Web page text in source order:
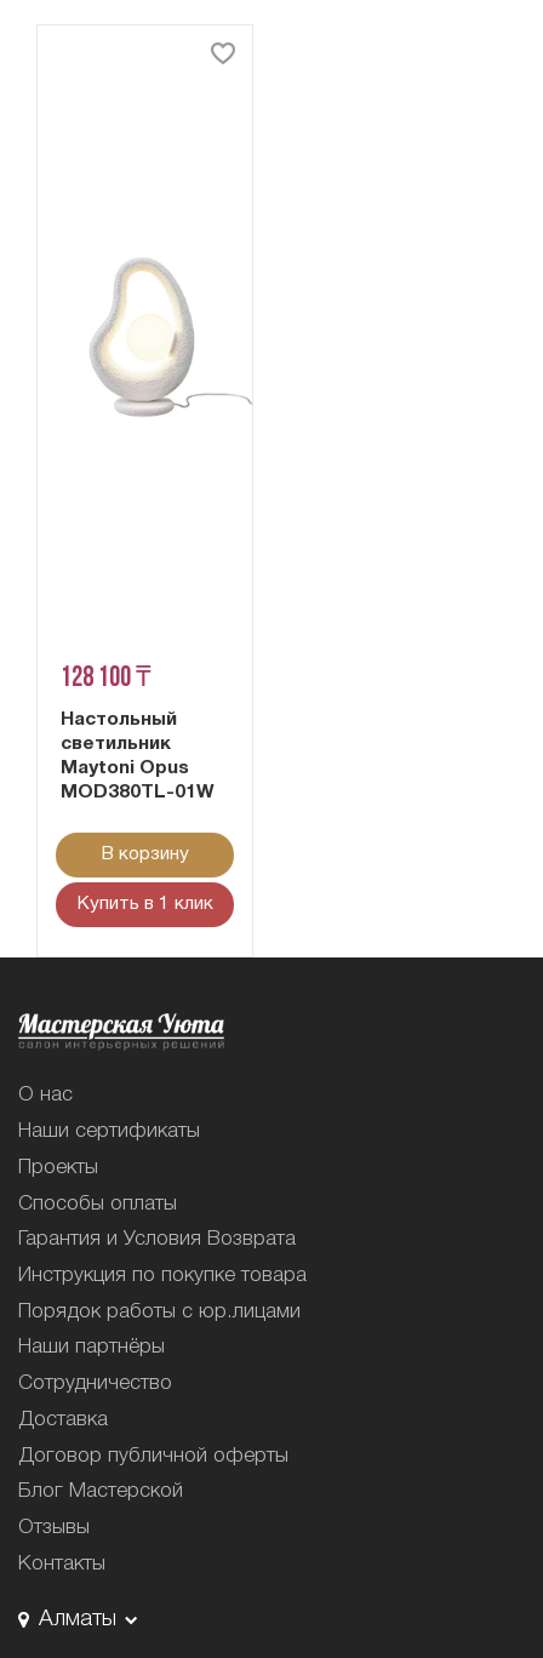
128 100 ₸
Настольный
светильник
Maytoni Opus
MOD380TL-01W
В корзину
Купить в 1 клик
О нас
Наши сертификаты
Проекты
Способы оплаты
Гарантия и Условия Возврата
Инструкция по покупке товара
Порядок работы с юр.лицами
Наши партнёры
Сотрудничество
Доставка
Договор публичной оферты
Блог Мастерской
Отзывы
Контакты
Алматы